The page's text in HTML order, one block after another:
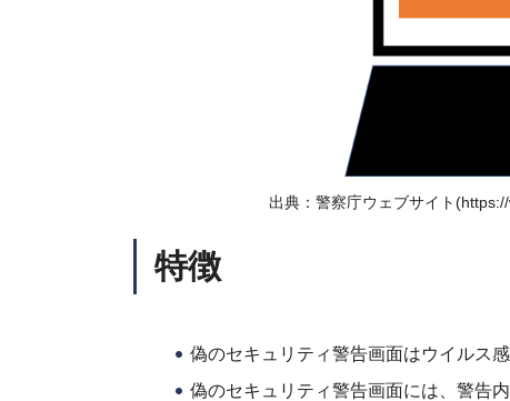
出典：警察庁ウェブサイト
特徴
偽のセキュリティ警告画面はウイルス
偽のセキュリティ警告画面には、警告